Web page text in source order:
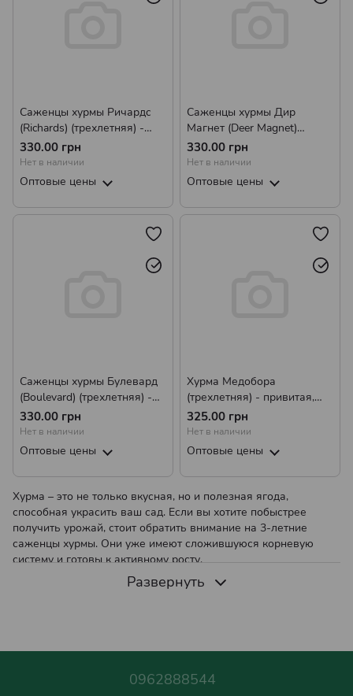
Саженцы хурмы Ричардc
(Richards) (трехлетняя) -
привитая, самоплодная,
ранняя, морозостойкая
330.00 грн
Нет в наличии
Оптовые цены
Саженцы хурмы Дир
Магнет (Deer Magnet)
(трехлетняя) - привитая,
самоплодная, средняя,
морозостойкая
330.00 грн
Нет в наличии
Оптовые цены
Саженцы хурмы Булевард
(Boulevard) (трехлетняя) -
привитая, самоплодная,
средняя, морозостойкая
330.00 грн
Нет в наличии
Оптовые цены
Хурма Медобора
(трехлетняя) - привитая,
средняя, самоплодная,
морозостойкая
325.00 грн
Нет в наличии
Оптовые цены
Хурма – это не только вкусная, но и полезная ягода,
способная украсить ваш сад. Если вы хотите побыстрее
получить урожай, стоит обратить внимание на 3-летние
саженцы хурмы. Они уже имеют сложившуюся корневую
систему и готовы к активному росту.
Быстрый старт— благодаря развитой корневой системе
— уже через 1-2 года после посадки
Развернуть
0962888544